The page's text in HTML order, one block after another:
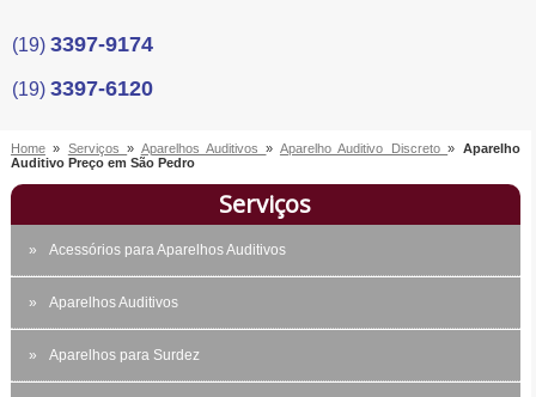
(19) 3397-9174
(19) 3397-6120
Home » Serviços» Aparelhos Auditivos» Aparelho Auditivo Discreto» Aparelho
Auditivo Preço em São Pedro
Serviços
Acessórios para Aparelhos Auditivos
Aparelhos Auditivos
Aparelhos para Surdez